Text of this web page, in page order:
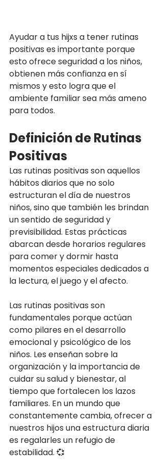
Ayudar a tus hijxs a tener rutinas
positivas es importante porque
esto ofrece seguridad a los niños,
obtienen más confianza en sí
mismos y esto logra que el
ambiente familiar sea más ameno
para todos.
Definición de Rutinas
Positivas
Las rutinas positivas son aquellos
hábitos diarios que no solo
estructuran el día de nuestros
niños, sino que también les brindan
un sentido de seguridad y
previsibilidad. Estas prácticas
abarcan desde horarios regulares
para comer y dormir hasta
momentos especiales dedicados a
la lectura, el juego y el afecto.
Las rutinas positivas son
fundamentales porque actúan
como pilares en el desarrollo
emocional y psicológico de los
niños. Les enseñan sobre la
organización y la importancia de
cuidar su salud y bienestar, al
tiempo que fortalecen los lazos
familiares. En un mundo que
constantemente cambia, ofrecer a
nuestros hijos una estructura diaria
es regalarles un refugio de
estabilidad. 💞